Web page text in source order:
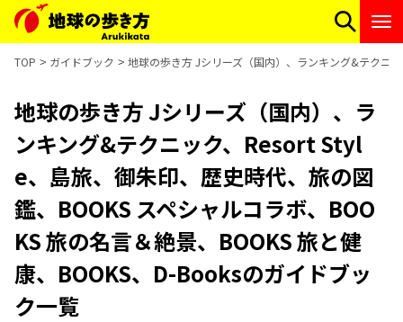
TOP ガイドブック 地球の歩き方 Jシリーズ（国内）、ランキング&テクニ
地球の歩き方 Jシリーズ（国内）、ラ
ンキング&テクニック、Resort Styl
e、島旅、御朱印、歴史時代、旅の図
鑑、BOOKS スペシャルコラボ、BOO
KS 旅の名言＆絶景、BOOKS 旅と健
康、BOOKS、D-Booksのガイドブッ
ク一覧